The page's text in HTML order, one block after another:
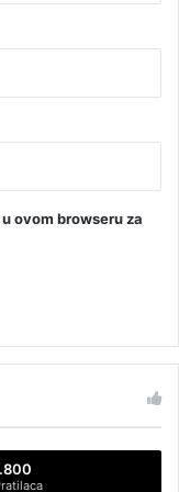
ovom browseru za